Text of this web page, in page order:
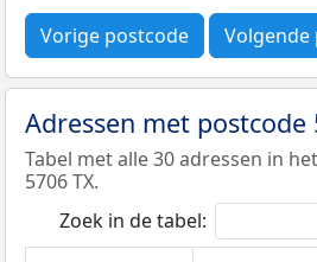
Vorige postcode Volgende
Adressen met postcode
Tabel met alle 30 adressen in
5706 TX.
Zoek in de tabel: